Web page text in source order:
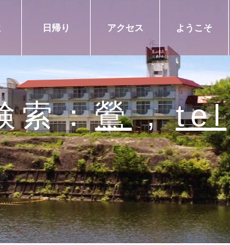
日帰り アクセス ようこそ
索：鶯,tel